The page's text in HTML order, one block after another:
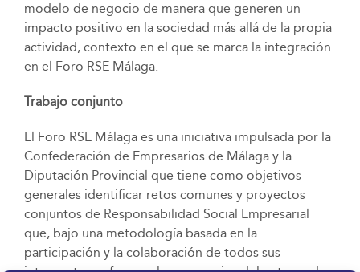
modelo de negocio de manera que generen un
impacto positivo en la sociedad más allá de la propia
actividad, contexto en el que se marca la integración
en el Foro RSE Málaga.
Trabajo conjunto
El Foro RSE Málaga es una iniciativa impulsada por la
Confederación de Empresarios de Málaga y la
Diputación Provincial que tiene como objetivos
generales identificar retos comunes y proyectos
conjuntos de Responsabilidad Social Empresarial
que, bajo una metodología basada en la
participación y la colaboración de todos sus